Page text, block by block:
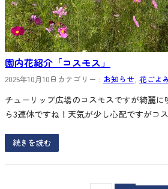
園内花紹介「コスモス」
2025年10月10日 カテゴリー : お知らせ, 花ごよ
チューリップ広場のコスモスですが綺麗
ら3連休ですね！天気が少し心配ですがコ
続きを読む